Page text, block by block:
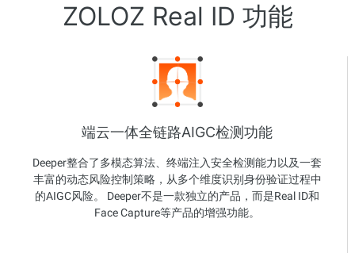
ZOLOZ Real ID 功能
端云一体全链路AIGC检测功能
Deeper整合了多模态算法、终端注入安全检测能力以及一套
丰富的动态风险控制策略，从多个维度识别身份验证过程中
的AIGC风险。 Deeper不是一款独立的产品，而是Real ID和
Face Capture等产品的增强功能。